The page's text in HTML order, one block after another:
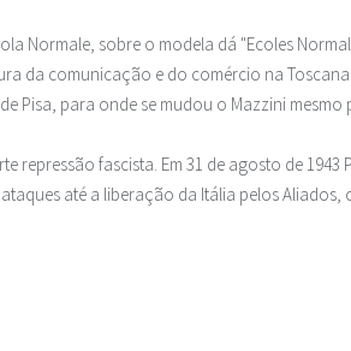
Normale, sobre o modela dá "Ecoles
da comunicação e do comércio na Toscana.
para onde se mudou o Mazzini mesmo
repressão fascista. Em 31 de agosto de
até a liberação da Itália pelos Aliados,